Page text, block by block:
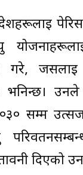
जसलाई
भनिन्छ।
सम्म
दिएको